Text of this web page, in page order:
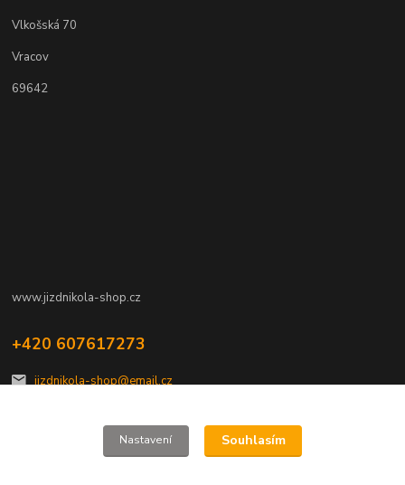
Vlkošská 70
Vracov
69642
www.jizdnikola-shop.cz
+420 607617273
jizdnikola-shop@email.cz
Nastavení Souhlasím